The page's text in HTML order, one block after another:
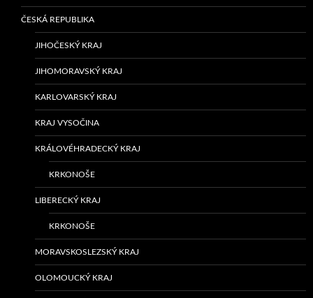
ČESKÁ REPUBLIKA
JIHOČESKÝ KRAJ
JIHOMORAVSKÝ KRAJ
KARLOVARSKÝ KRAJ
KRAJ VYSOČINA
KRÁLOVÉHRADECKÝ KRAJ
KRKONOŠE
LIBERECKÝ KRAJ
KRKONOŠE
MORAVSKOSLEZSKÝ KRAJ
OLOMOUCKÝ KRAJ